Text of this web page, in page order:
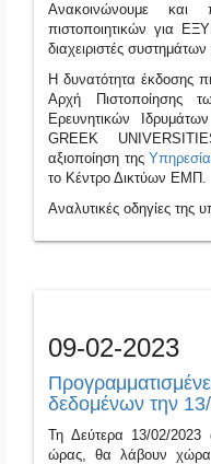
Ανακοινώνουμε και
πιστοποιητικών για
διαχειριστές
Η δυνατότητα έκδοσης
Αρχή Πιστοποίησης
Ερευνητικών
GREEK
αξιοποίηση της
το Κέντρο Δικτύων ΕΜΠ.
Αναλυτικές οδηγίες της
09-02-2023
δεδομένων την
Τη Δεύτερα 13/02/2023
ώρας, θα λάβουν χώρα